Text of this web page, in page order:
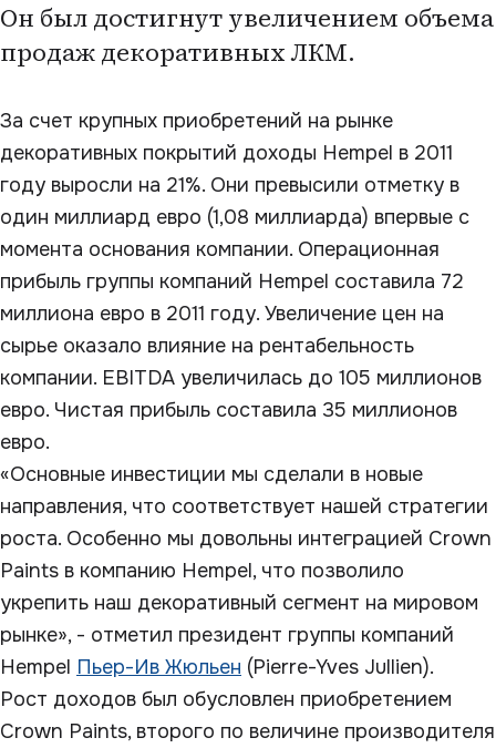
Он был достигнут увеличением объема
продаж декоративных ЛКМ.
За счет крупных приобретений на рынке
декоративных покрытий доходы Hempel в 2011
году выросли на 21%. Они превысили отметку в
один миллиард евро (1,08 миллиарда) впервые с
момента основания компании. Операционная
прибыль группы компаний Hempel составила 72
миллиона евро в 2011 году. Увеличение цен на
сырье оказало влияние на рентабельность
компании. EBITDA увеличилась до 105 миллионов
евро. Чистая прибыль составила 35 миллионов
евро.
«Основные инвестиции мы сделали в новые
направления, что соответствует нашей стратегии
роста. Особенно мы довольны интеграцией Crown
Paints в компанию Hempel, что позволило
укрепить наш декоративный сегмент на мировом
рынке», - отметил президент группы компаний
Hempel Пьер-Ив Жюльен (Pierre-Yves Jullien).
Рост доходов был обусловлен приобретением
Crown Paints, второго по величине производителя